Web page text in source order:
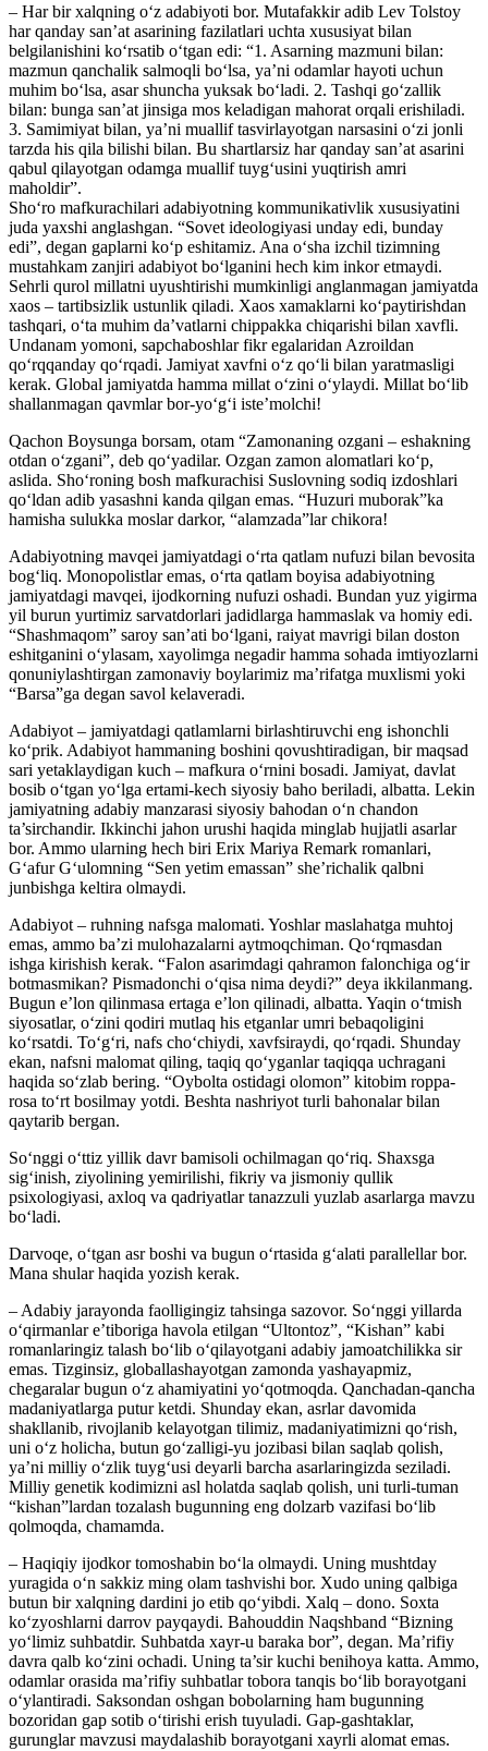
– Har bir xalqning o‘z adabiyoti bor. Mutafakkir adib Lev Tolstoy
har qanday san’at asarining fazilatlari uchta xususiyat bilan
belgilanishini ko‘rsatib o‘tgan edi: “1. Asarning mazmuni bilan:
mazmun qanchalik salmoqli bo‘lsa, ya’ni odamlar hayoti uchun
muhim bo‘lsa, asar shuncha yuksak bo‘ladi. 2. Tashqi go‘zallik
bilan: bunga san’at jinsiga mos keladigan mahorat orqali erishiladi.
3. Samimiyat bilan, ya’ni muallif tasvirlayotgan narsasini o‘zi jonli
tarzda his qila bilishi bilan. Bu shartlarsiz har qanday san’at asarini
qabul qilayotgan odamga muallif tuyg‘usini yuqtirish amri
maholdir”.
Sho‘ro mafkurachilari adabiyotning kommunikativlik xususiyatini
juda yaxshi anglashgan. “Sovet ideologiyasi unday edi, bunday
edi”, degan gaplarni ko‘p eshitamiz. Ana o‘sha izchil tizimning
mustahkam zanjiri adabiyot bo‘lganini hech kim inkor etmaydi.
Sehrli qurol millatni uyushtirishi mumkinligi anglanmagan jamiyatda
xaos – tartibsizlik ustunlik qiladi. Xaos xamaklarni ko‘paytirishdan
tashqari, o‘ta muhim da’vatlarni chippakka chiqarishi bilan xavfli.
Undanam yomoni, sapchaboshlar fikr egalaridan Azroildan
qo‘rqqanday qo‘rqadi. Jamiyat xavfni o‘z qo‘li bilan yaratmasligi
kerak. Global jamiyatda hamma millat o‘zini o‘ylaydi. Millat bo‘lib
shallanmagan qavmlar bor-yo‘g‘i iste’molchi!
Qachon Boysunga borsam, otam “Zamonaning ozgani – eshakning
otdan o‘zgani”, deb qo‘yadilar. Ozgan zamon alomatlari ko‘p,
aslida. Sho‘roning bosh mafkurachisi Suslovning sodiq izdoshlari
qo‘ldan adib yasashni kanda qilgan emas. “Huzuri muborak”ka
hamisha sulukka moslar darkor, “alamzada”lar chikora!
Adabiyotning mavqei jamiyatdagi o‘rta qatlam nufuzi bilan bevosita
bog‘liq. Monopolistlar emas, o‘rta qatlam boyisa adabiyotning
jamiyatdagi mavqei, ijodkorning nufuzi oshadi. Bundan yuz yigirma
yil burun yurtimiz sarvatdorlari jadidlarga hammaslak va homiy edi.
“Shashmaqom” saroy san’ati bo‘lgani, raiyat mavrigi bilan doston
eshitganini o‘ylasam, xayolimga negadir hamma sohada imtiyozlarni
qonuniylashtirgan zamonaviy boylarimiz ma’rifatga muxlismi yoki
“Barsa”ga degan savol kelaveradi.
Adabiyot – jamiyatdagi qatlamlarni birlashtiruvchi eng ishonchli
ko‘prik. Adabiyot hammaning boshini qovushtiradigan, bir maqsad
sari yetaklaydigan kuch – mafkura o‘rnini bosadi. Jamiyat, davlat
bosib o‘tgan yo‘lga ertami-kech siyosiy baho beriladi, albatta. Lekin
jamiyatning adabiy manzarasi siyosiy bahodan o‘n chandon
ta’sirchandir. Ikkinchi jahon urushi haqida minglab hujjatli asarlar
bor. Ammo ularning hech biri Erix Mariya Remark romanlari,
G‘afur G‘ulomning “Sen yetim emassan” she’richalik qalbni
junbishga keltira olmaydi.
Adabiyot – ruhning nafsga malomati. Yoshlar maslahatga muhtoj
emas, ammo ba’zi mulohazalarni aytmoqchiman. Qo‘rqmasdan
ishga kirishish kerak. “Falon asarimdagi qahramon falonchiga og‘ir
botmasmikan? Pismadonchi o‘qisa nima deydi?” deya ikkilanmang.
Bugun e’lon qilinmasa ertaga e’lon qilinadi, albatta. Yaqin o‘tmish
siyosatlar, o‘zini qodiri mutlaq his etganlar umri bebaqoligini
ko‘rsatdi. To‘g‘ri, nafs cho‘chiydi, xavfsiraydi, qo‘rqadi. Shunday
ekan, nafsni malomat qiling, taqiq qo‘yganlar taqiqqa uchragani
haqida so‘zlab bering. “Oybolta ostidagi olomon” kitobim roppa-
rosa to‘rt bosilmay yotdi. Beshta nashriyot turli bahonalar bilan
qaytarib bergan.
So‘nggi o‘ttiz yillik davr bamisoli ochilmagan qo‘riq. Shaxsga
sig‘inish, ziyolining yemirilishi, fikriy va jismoniy qullik
psixologiyasi, axloq va qadriyatlar tanazzuli yuzlab asarlarga mavzu
bo‘ladi.
Darvoqe, o‘tgan asr boshi va bugun o‘rtasida g‘alati parallellar bor.
Mana shular haqida yozish kerak.
– Adabiy jarayonda faolligingiz tahsinga sazovor. So‘nggi yillarda
o‘qirmanlar e’tiboriga havola etilgan “Ultontoz”, “Kishan” kabi
romanlaringiz talash bo‘lib o‘qilayotgani adabiy jamoatchilikka sir
emas. Tizginsiz, globallashayotgan zamonda yashayapmiz,
chegaralar bugun o‘z ahamiyatini yo‘qotmoqda. Qanchadan-qancha
madaniyatlarga putur ketdi. Shunday ekan, asrlar davomida
shakllanib, rivojlanib kelayotgan tilimiz, madaniyatimizni qo‘rish,
uni o‘z holicha, butun go‘zalligi-yu jozibasi bilan saqlab qolish,
ya’ni milliy o‘zlik tuyg‘usi deyarli barcha asarlaringizda seziladi.
Milliy genetik kodimizni asl holatda saqlab qolish, uni turli-tuman
“kishan”lardan tozalash bugunning eng dolzarb vazifasi bo‘lib
qolmoqda, chamamda.
– Haqiqiy ijodkor tomoshabin bo‘la olmaydi. Uning mushtday
yuragida o‘n sakkiz ming olam tashvishi bor. Xudo uning qalbiga
butun bir xalqning dardini jo etib qo‘yibdi. Xalq – dono. Soxta
ko‘zyoshlarni darrov payqaydi. Bahouddin Naqshband “Bizning
yo‘limiz suhbatdir. Suhbatda xayr-u baraka bor”, degan. Ma’rifiy
davra qalb ko‘zini ochadi. Uning ta’sir kuchi benihoya katta. Ammo,
odamlar orasida ma’rifiy suhbatlar tobora tanqis bo‘lib borayotgani
o‘ylantiradi. Saksondan oshgan bobolarning ham bugunning
bozoridan gap sotib o‘tirishi erish tuyuladi. Gap-gashtaklar,
gurunglar mavzusi maydalashib borayotgani xayrli alomat emas.